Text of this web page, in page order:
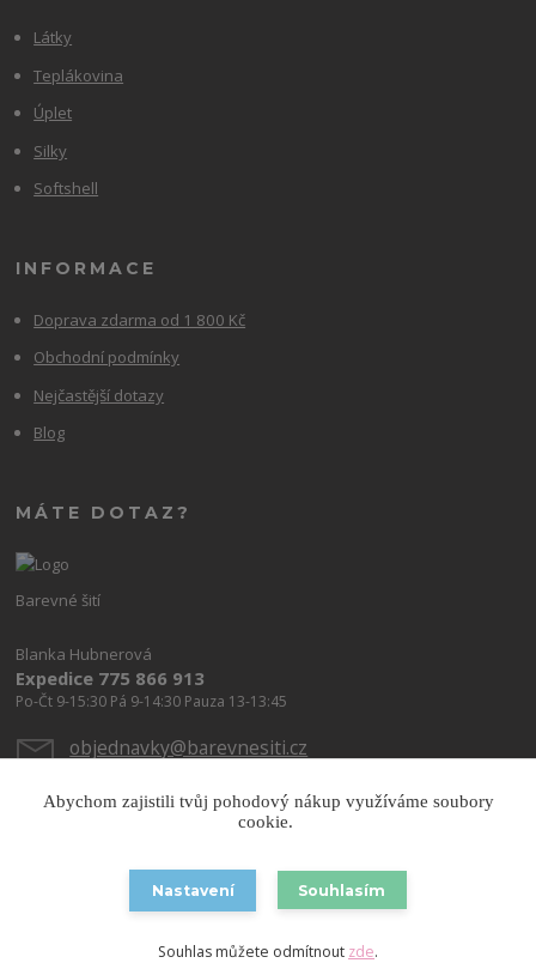
Látky
Teplákovina
Úplet
Silky
Softshell
INFORMACE
Doprava zdarma od 1 800 Kč
Obchodní podmínky
Nejčastější dotazy
Blog
MÁTE DOTAZ?
Barevné šití
Blanka Hubnerová
Expedice 775 866 913
Po-Čt 9-15:30 Pá 9-14:30 Pauza 13-13:45
objednavky@barevnesiti.cz
Abychom zajistili tvůj pohodový nákup využíváme soubory
cookie.
Nastavení Souhlasím
Souhlas můžete odmítnout zde.